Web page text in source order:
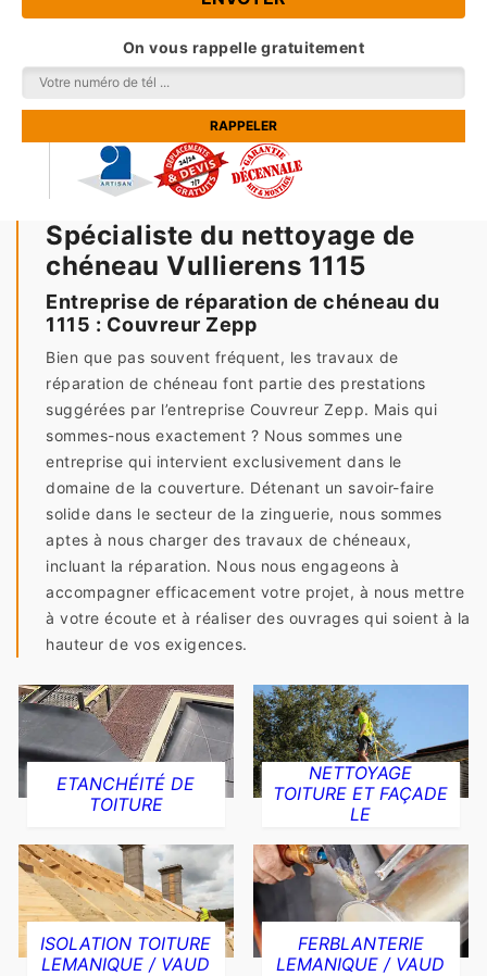
On vous rappelle gratuitement
Spécialiste du nettoyage de
chéneau Vullierens 1115
Entreprise de réparation de chéneau du
1115 : Couvreur Zepp
Bien que pas souvent fréquent, les travaux de
réparation de chéneau font partie des prestations
suggérées par l’entreprise Couvreur Zepp. Mais qui
sommes-nous exactement ? Nous sommes une
entreprise qui intervient exclusivement dans le
domaine de la couverture. Détenant un savoir-faire
solide dans le secteur de la zinguerie, nous sommes
aptes à nous charger des travaux de chéneaux,
incluant la réparation. Nous nous engageons à
accompagner efficacement votre projet, à nous mettre
à votre écoute et à réaliser des ouvrages qui soient à la
hauteur de vos exigences.
ETANCHÉITÉ DE
TOITURE
NETTOYAGE
TOITURE ET FAÇADE
LE
ISOLATION TOITURE
LEMANIQUE / VAUD
FERBLANTERIE
LEMANIQUE / VAUD